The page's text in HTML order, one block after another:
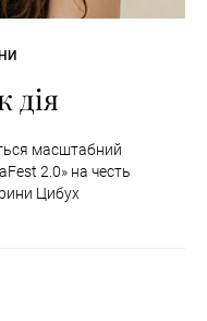
дія
масштабний
2.0» на честь
Цибух